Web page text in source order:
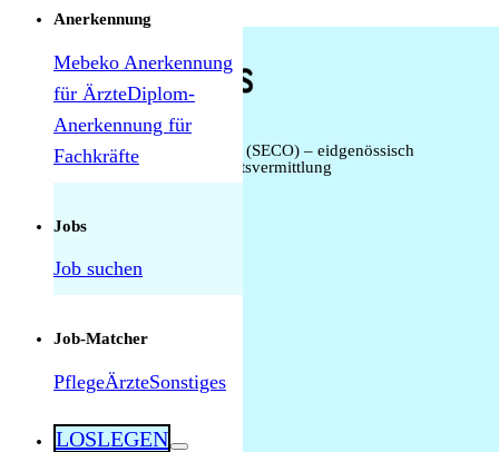
Anerkennung
Mebeko Anerkennung
für ÄrzteDiplom-
Anerkennung für
Fachkräfte
Jobs
Job suchen
Job-Matcher
PflegeÄrzteSonstiges
LOSLEGEN
Staatssekretariat für Wirtschaft (SECO) – eidgenössisch
bewilligte internationale Arbeitsvermittlung
alle Jobs